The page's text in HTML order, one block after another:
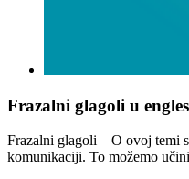
Frazalni glagoli u
Frazalni glagoli – O ovoj temi
komunikaciji. To možemo